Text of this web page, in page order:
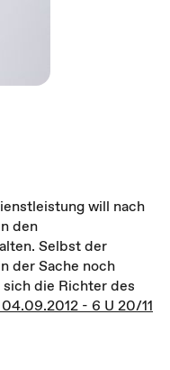
will nach
den
Selbst der
der Sache noch
die Richter des
- 6 U 20/11